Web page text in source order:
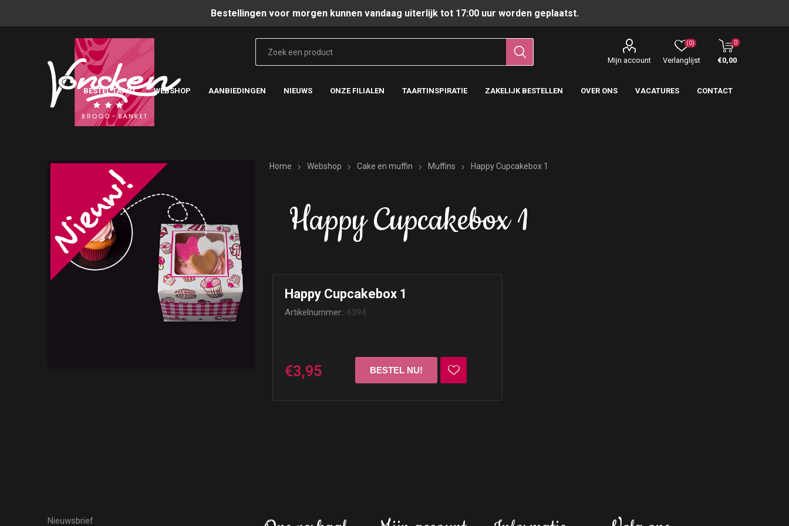
Bestellingen voor morgen kunnen vandaag uiterlijk tot 17:00 uur worden geplaatst.
Mijn account Verlanglijst
(0) 0
€0,00
BESTEL TAART WEBSHOP AANBIEDINGEN NIEUWS ONZE FILIALEN TAARTINSPIRATIE ZAKELIJK BESTELLEN OVER ONS VACATURES CONTACT
Home Webshop Cake en muffin Muffins Happy Cupcakebox 1
Happy Cupcakebox 1
Happy Cupcakebox 1
Artikelnummer:: 6394
€3,95
Nieuwsbrief